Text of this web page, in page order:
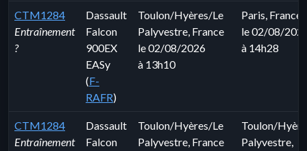
CTM1284
Entraînement
?
Dassault
Falcon
900EX
EASy
(F-
RAFR)
Toulon/Hyères/Le
Palyvestre, France
le 02/08/2026
à 13h10
Paris, France
le 02/08/
à 14h28
CTM1284
Entraînement
Dassault
Falcon
Toulon/Hyères/Le
Palyvestre, France
Toulon/
Palyvestre,